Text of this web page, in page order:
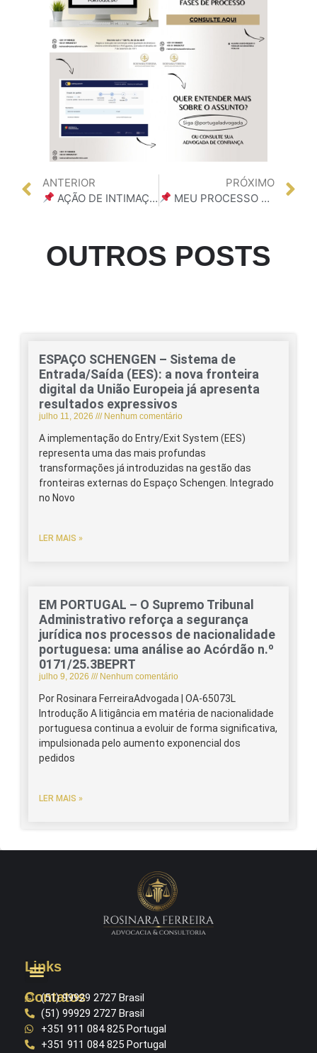
ANTERIOR
AÇÃO DE INTIMAÇÃO PARA PROTEÇÃO DE DIREITOS, LIBERDADES E GARANTIAS: Um Guia Rápido
PRÓXIMO
MEU PROCESSO DE NACIONALIDADE PORTUGUESA – Como consultar?
OUTROS POSTS
ESPAÇO SCHENGEN – Sistema de
Entrada/Saída (EES): a nova fronteira
digital da União Europeia já apresenta
resultados expressivos
julho 11, 2026 Nenhum comentário
A implementação do Entry/Exit System (EES)
representa uma das mais profundas
transformações já introduzidas na gestão das
fronteiras externas do Espaço Schengen. Integrado
no Novo
LER MAIS »
EM PORTUGAL – O Supremo Tribunal
Administrativo reforça a segurança
jurídica nos processos de nacionalidade
portuguesa: uma análise ao Acórdão n.º
0171/25.3BEPRT
julho 9, 2026 Nenhum comentário
Por Rosinara FerreiraAdvogada | OA-65073L
Introdução A litigância em matéria de nacionalidade
portuguesa continua a evoluir de forma significativa,
impulsionada pelo aumento exponencial dos
pedidos
LER MAIS »
Links
Contatos
(51) 99929 2727 Brasil
(51) 99929 2727 Brasil
+351 911 084 825 Portugal
+351 911 084 825 Portugal